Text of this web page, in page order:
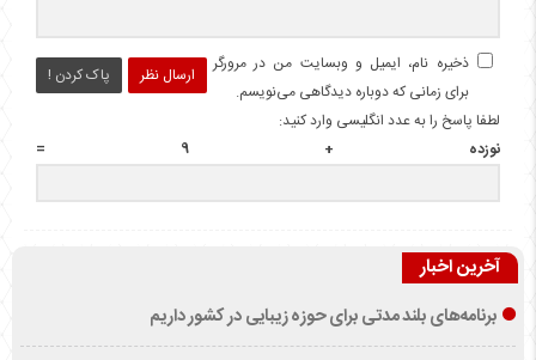
ارسال نظر پاک کردن !
ذخیره نام، ایمیل و وبسایت من در مرورگر
برای زمانی که دوباره دیدگاهی می‌نویسم.
لطفا پاسخ را به عدد انگلیسی وارد کنید:
نوزده + 9 =
آخرین اخبار
برنامه‌های بلند مدتی برای حوزه زیبایی در کشور داریم